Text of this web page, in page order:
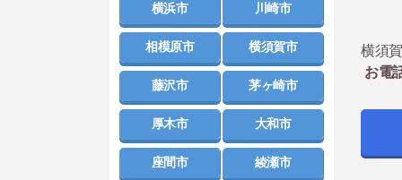
横須
お電
横浜市 川崎市
相模原市 横須賀市
藤沢市 茅ヶ崎市
厚木市 大和市
座間市 綾瀬市